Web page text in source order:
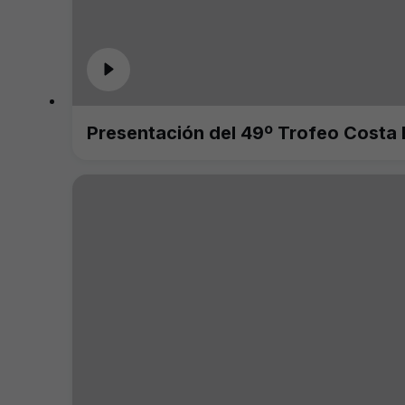
Presentación del 49º Trofeo Costa